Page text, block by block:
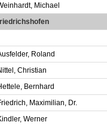
Michael
Roland
Christian
Bernhard
Maximilian, Dr.
Werner